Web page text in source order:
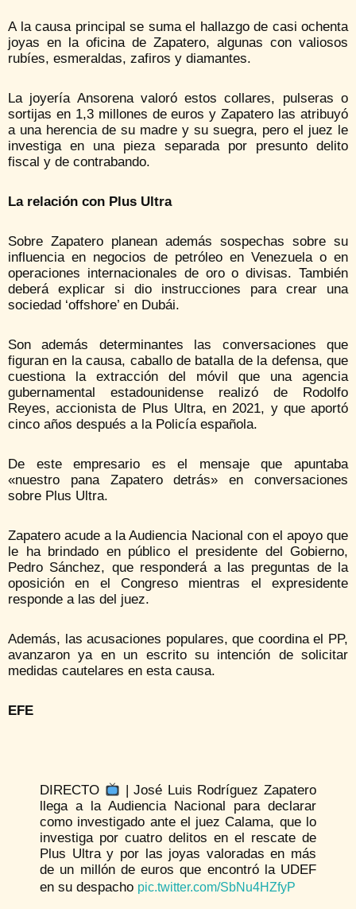
A la causa principal se suma el hallazgo de casi ochenta
joyas en la oficina de Zapatero, algunas con valiosos
rubíes, esmeraldas, zafiros y diamantes.
La joyería Ansorena valoró estos collares, pulseras o
sortijas en 1,3 millones de euros y Zapatero las atribuyó
a una herencia de su madre y su suegra, pero el juez le
investiga en una pieza separada por presunto delito
fiscal y de contrabando.
La relación con Plus Ultra
Sobre Zapatero planean además sospechas sobre su
influencia en negocios de petróleo en Venezuela o en
operaciones internacionales de oro o divisas. También
deberá explicar si dio instrucciones para crear una
sociedad ‘offshore’ en Dubái.
Son además determinantes las conversaciones que
figuran en la causa, caballo de batalla de la defensa, que
cuestiona la extracción del móvil que una agencia
gubernamental estadounidense realizó de Rodolfo
Reyes, accionista de Plus Ultra, en 2021, y que aportó
cinco años después a la Policía española.
De este empresario es el mensaje que apuntaba
«nuestro pana Zapatero detrás» en conversaciones
sobre Plus Ultra.
Zapatero acude a la Audiencia Nacional con el apoyo que
le ha brindado en público el presidente del Gobierno,
Pedro Sánchez, que responderá a las preguntas de la
oposición en el Congreso mientras el expresidente
responde a las del juez.
Además, las acusaciones populares, que coordina el PP,
avanzaron ya en un escrito su intención de solicitar
medidas cautelares en esta causa.
EFE
DIRECTO
| José Luis Rodríguez Zapatero
llega a la Audiencia Nacional para declarar
como investigado ante el juez Calama, que lo
investiga por cuatro delitos en el rescate de
Plus Ultra y por las joyas valoradas en más
de un millón de euros que encontró la UDEF
en su despacho pic.twitter.com/SbNu4HZfyP